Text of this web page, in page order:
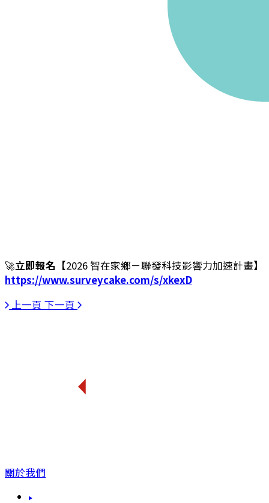
🚀立即報名 【2026 智在家鄉－聯發科技影響力加速計畫】
https://www.surveycake.com/s/xkexD
上一頁 下一頁
關於我們